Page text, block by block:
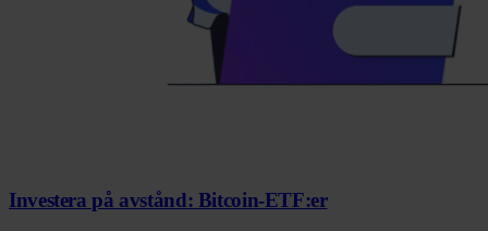
Investera på avstånd: Bitcoin-ETF:er